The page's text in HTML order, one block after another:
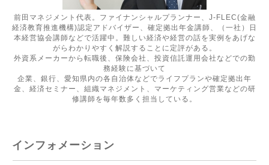
前田マネジメント代表。ファイナンシャルプランナー、J-FLEC(金融
経済教育推進機構)認定アドバイザー、確定拠出年金講師、（一社）日
本経営協会講師などで活躍中。難しい経済や経営の話を実例をあげな
がらわかりやすく解説することに定評がある。
外資系メーカーから転職後、保険会社、投資信託運用会社などでの勤
務経験に基づいて
企業、銀行、愛知県内の各自治体などでライフプランや確定拠出年
金、経済セミナー、組織マネジメント、マーケティング営業などの研
修講師を毎年数多く担当している。
インフォメーション